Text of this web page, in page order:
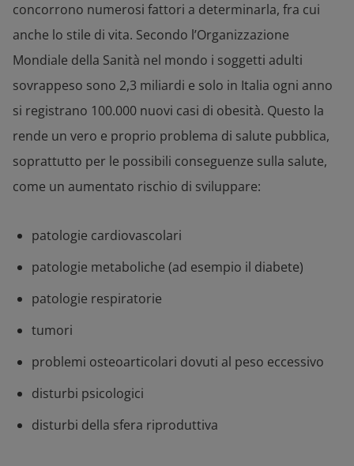
concorrono numerosi fattori a determinarla, fra cui
anche lo stile di vita. Secondo l’Organizzazione
Mondiale della Sanità nel mondo i soggetti adulti
sovrappeso sono 2,3 miliardi e solo in Italia ogni anno
si registrano 100.000 nuovi casi di obesità. Questo la
rende un vero e proprio problema di salute pubblica,
soprattutto per le possibili conseguenze sulla salute,
come un aumentato rischio di sviluppare:
patologie cardiovascolari
patologie metaboliche (ad esempio il diabete)
patologie respiratorie
tumori
problemi osteoarticolari dovuti al peso eccessivo
disturbi psicologici
disturbi della sfera riproduttiva